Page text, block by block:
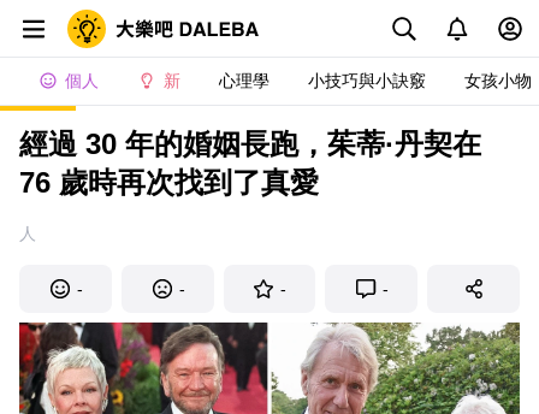
個人 新 心理學 小技巧與小訣竅 女孩小物
經過 30 年的婚姻長跑，茱蒂·丹契在
76 歲時再次找到了真愛
人
- - - -